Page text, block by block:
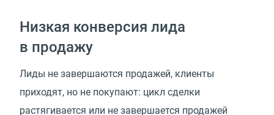
Низкая конверсия лида
в продажу
Лиды не завершаются продажей, клиенты
приходят, но не покупают: цикл сделки
растягивается или не завершается продажей